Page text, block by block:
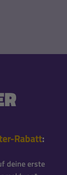
Rabatt:
deine erste